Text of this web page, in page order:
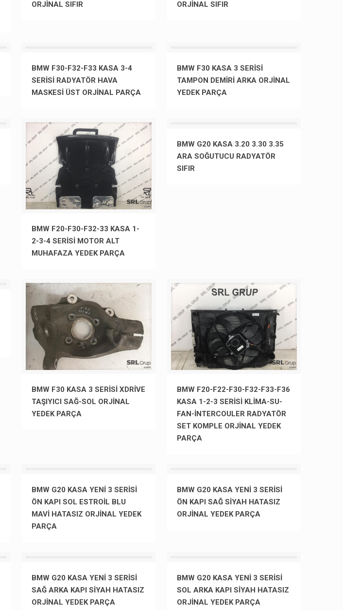
ORJİNAL SIFIR
ORJİNAL SIFIR
BMW F30-F32-F33 KASA 3-4
SERİSİ RADYATÖR HAVA
MASKESİ ÜST ORJİNAL PARÇA
BMW F30 KASA 3 SERİSİ
TAMPON DEMİRİ ARKA ORJİNAL
YEDEK PARÇA
BMW F20-F30-F32-33 KASA 1-
2-3-4 SERİSİ MOTOR ALT
MUHAFAZA YEDEK PARÇA
BMW G20 KASA 3.20 3.30 3.35
ARA SOĞUTUCU RADYATÖR
SIFIR
BMW F30 KASA 3 SERİSİ XDRİVE
TAŞIYICI SAĞ-SOL ORJİNAL
YEDEK PARÇA
BMW F20-F22-F30-F32-F33-F36
KASA 1-2-3 SERİSİ KLİMA-SU-
FAN-İNTERCOULER RADYATÖR
SET KOMPLE ORJİNAL YEDEK
PARÇA
BMW G20 KASA YENİ 3 SERİSİ
ÖN KAPI SOL ESTROİL BLU
MAVİ HATASIZ ORJİNAL YEDEK
PARÇA
BMW G20 KASA YENİ 3 SERİSİ
ÖN KAPI SAĞ SİYAH HATASIZ
ORJİNAL YEDEK PARÇA
BMW G20 KASA YENİ 3 SERİSİ
SAĞ ARKA KAPI SİYAH HATASIZ
ORJİNAL YEDEK PARÇA
BMW G20 KASA YENİ 3 SERİSİ
SOL ARKA KAPI SİYAH HATASIZ
ORJİNAL YEDEK PARÇA